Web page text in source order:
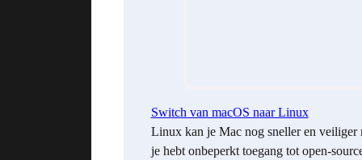
Switch van macOS naar Linux
Linux kan je Mac nog sneller en veiliger
je hebt onbeperkt toegang tot open-